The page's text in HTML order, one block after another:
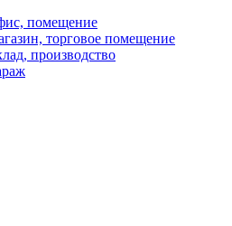
помещение
торговое помещение
производство